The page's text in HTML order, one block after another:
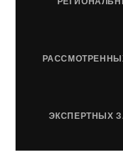
ЭКСПЕРТНЫХ